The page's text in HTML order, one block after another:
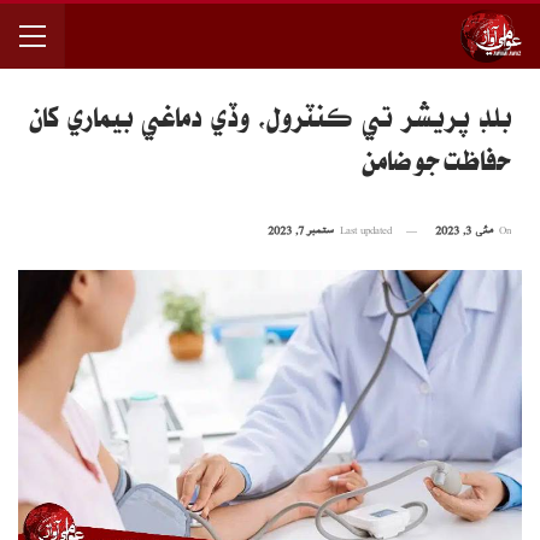
بلڊ پريشر تي ڪنٽرول، وڏي دماغي بيماري کان
حفاظت جو ضامن
مئی 3, 2023